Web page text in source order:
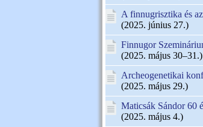
A finnugrisztika és
(2025. június 27.)
Finnugor
(2025. május 30–31.)
Archeogenetikai
(2025. május 29.)
Maticsák Sándor 60
(2025. május 4.)